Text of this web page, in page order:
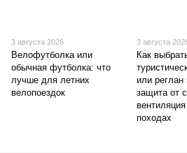
3 августа 2026
Велофутболка или
обычная футболка: что
лучше для летних
велопоездок
3 августа
Как
или реглан
защита от
походах